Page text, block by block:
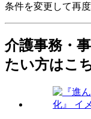
条件を変更して再
介護事務・
たい方はこ